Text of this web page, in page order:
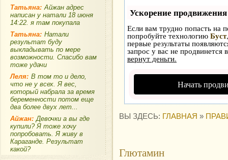
Татьяна: Айжан адрес
написан у натали 18 июня
14:22. я там покупала
Татьяна: Натали
результат буду
выкладывать по мере
возможности. Спасибо вам
тоже удачи
Леля: В том то и дело,
что не у всех. Я вес,
который набрала за время
беременности потом еще
два более двух лет...
Айжан: Девочки а вы где
купили? Я тоже хочу
попробовать. Я живу в
Караганде. Результат
какой?
Ускорение продвижения
Если вам трудно попасть на
попробуйте технологию Буст
первые результаты
запрос у вас не продвинется
вернут деньги.
Начать
ВЫ ЗДЕСЬ: ГЛАВНАЯ »
Глютамин